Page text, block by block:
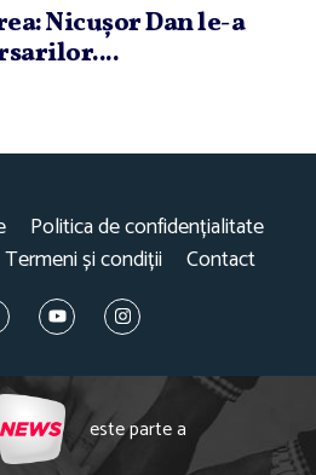
Nicuşor Dan le-a
Politica de confidențialitate
Termeni și condiții Contact
este parte a